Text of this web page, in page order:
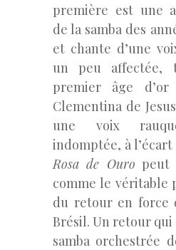
première est une
de la samba des
et chante d’une
un peu affectée,
premier âge
Clementina de
une voix
indomptée, à
Rosa de Ouro peut
comme le véritable
du retour en force
Brésil. Un retour qui
samba orchestrée